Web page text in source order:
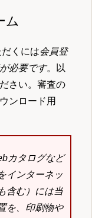
ム
くには会員登
必要です。以
さい。審査の
ンロード用
カタログなど
インターネッ
含む）には当
を、印刷物や